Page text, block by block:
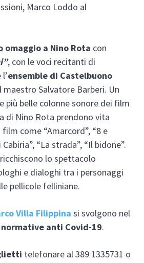
Marco Loddo al
omaggio a Nino Rota con
, con le voci recitanti di
l’ensemble di Castelbuono
Salvatore Barberi. Un
più belle colonne sonore dei film
di Nino Rota prendono vita
come “Amarcord”, “8 e
“La strada”, “Il bidone”.
lo spettacolo
e dialoghi tra i personaggi
pellicole felliniane.
Villa Filippina si svolgono nel
normative anti Covid-19.
telefonare al 389 1335731 o